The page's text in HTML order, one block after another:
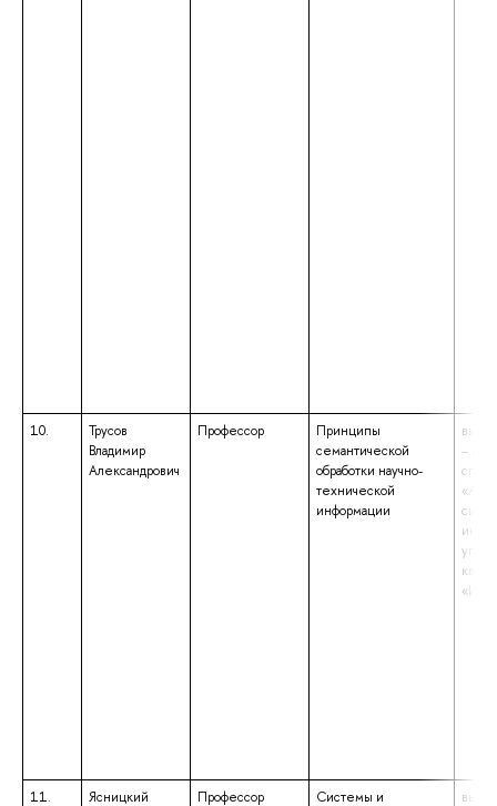
10.
Трусов
Владимир
Александрович
Профессор
Принципы
семантической
обработки научно-
технической
информации
–
11.
Ясницкий
Профессор
Системы и